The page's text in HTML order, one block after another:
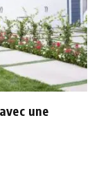
une